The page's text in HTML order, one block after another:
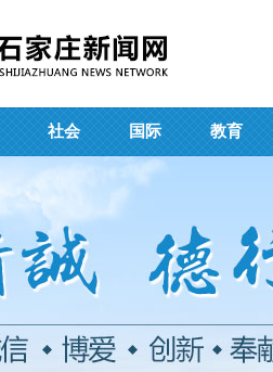
社会 国际 教育